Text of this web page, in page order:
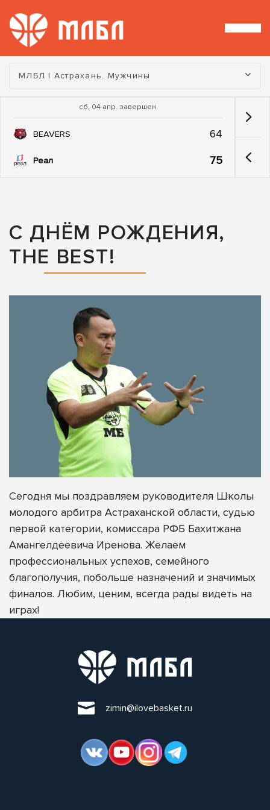
Турнир:
МЛБЛ | Астрахань. Мужчины
сб, 04 апр. завершен
BEAVERS 64
Реал 75
С ДНЁМ РОЖДЕНИЯ,
THE BEST!
Сегодня мы поздравляем руководителя Школы
молодого арбитра Астраханской области, судью
первой категории, комиссара РФБ Бахитжана
Амангелдеевича Иренова. Желаем
профессиональных успехов, семейного
благополучия, побольше назначений и значимых
финалов. Любим, ценим, всегда рады видеть на
играх!
zimin@ilovebasket.ru